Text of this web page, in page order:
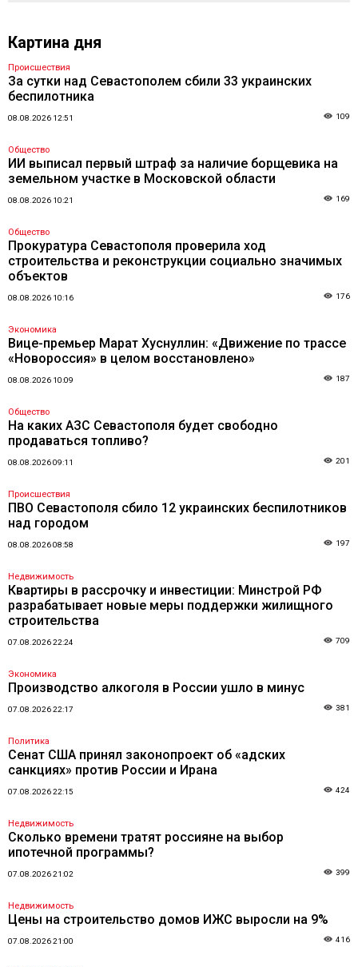
Картина дня
Происшествия
За сутки над Севастополем сбили 33 украинских
беспилотника
08.08.2026 12:51 109
Общество
ИИ выписал первый штраф за наличие борщевика на
земельном участке в Московской области
08.08.2026 10:21 169
Общество
Прокуратура Севастополя проверила ход
строительства и реконструкции социально значимых
объектов
08.08.2026 10:16 176
Экономика
Вице-премьер Марат Хуснуллин: «Движение по трассе
«Новороссия» в целом восстановлено»
08.08.2026 10:09 187
Общество
На каких АЗС Севастополя будет свободно
продаваться топливо?
08.08.2026 09:11 201
Происшествия
ПВО Севастополя сбило 12 украинских беспилотников
над городом
08.08.2026 08:58 197
Недвижимость
Квартиры в рассрочку и инвестиции: Минстрой РФ
разрабатывает новые меры поддержки жилищного
строительства
07.08.2026 22:24 709
Экономика
Производство алкоголя в России ушло в минус
07.08.2026 22:17 381
Политика
Сенат США принял законопроект об «адских
санкциях» против России и Ирана
07.08.2026 22:15 424
Недвижимость
Сколько времени тратят россияне на выбор
ипотечной программы?
07.08.2026 21:02 399
Недвижимость
Цены на строительство домов ИЖС выросли на 9%
07.08.2026 21:00 416